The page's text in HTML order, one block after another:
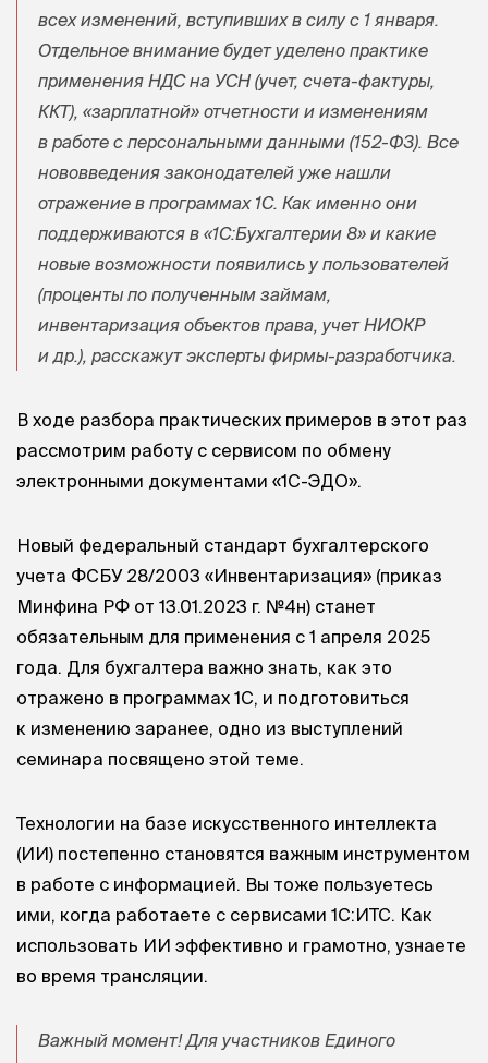
всех изменений, вступивших в силу с 1 января.
Отдельное внимание будет уделено практике
применения НДС на УСН (учет, счета-фактуры,
ККТ), «зарплатной» отчетности и изменениям
в работе с персональными данными (152-ФЗ). Все
нововведения законодателей уже нашли
отражение в программах 1С. Как именно они
поддерживаются в «1С:Бухгалтерии 8» и какие
новые возможности появились у пользователей
(проценты по полученным займам,
инвентаризация объектов права, учет НИОКР
и др.), расскажут эксперты фирмы-разработчика.
В ходе разбора практических примеров в этот раз
рассмотрим работу с сервисом по обмену
электронными документами «1С-ЭДО».
Новый федеральный стандарт бухгалтерского
учета ФСБУ 28/2003 «Инвентаризация» (приказ
Минфина РФ от 13.01.2023 г. №4н) станет
обязательным для применения с 1 апреля 2025
года. Для бухгалтера важно знать, как это
отражено в программах 1С, и подготовиться
к изменению заранее, одно из выступлений
семинара посвящено этой теме.
Технологии на базе искусственного интеллекта
(ИИ) постепенно становятся важным инструментом
в работе с информацией. Вы тоже пользуетесь
ими, когда работаете с сервисами 1С:ИТС. Как
использовать ИИ эффективно и грамотно, узнаете
во время трансляции.
Важный момент! Для участников Единого